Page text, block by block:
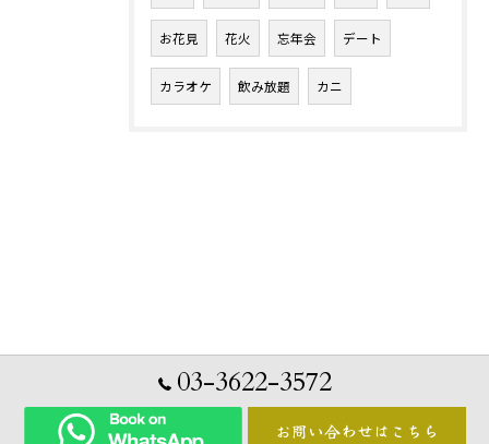
お花見 花火 忘年会 デート
カラオケ 飲み放題 カニ
03-3622-3572
お問い合わせはこちら